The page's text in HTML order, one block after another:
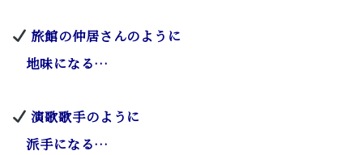
旅館の仲居さんのように
地味になる…
演歌歌手のように
派手になる…